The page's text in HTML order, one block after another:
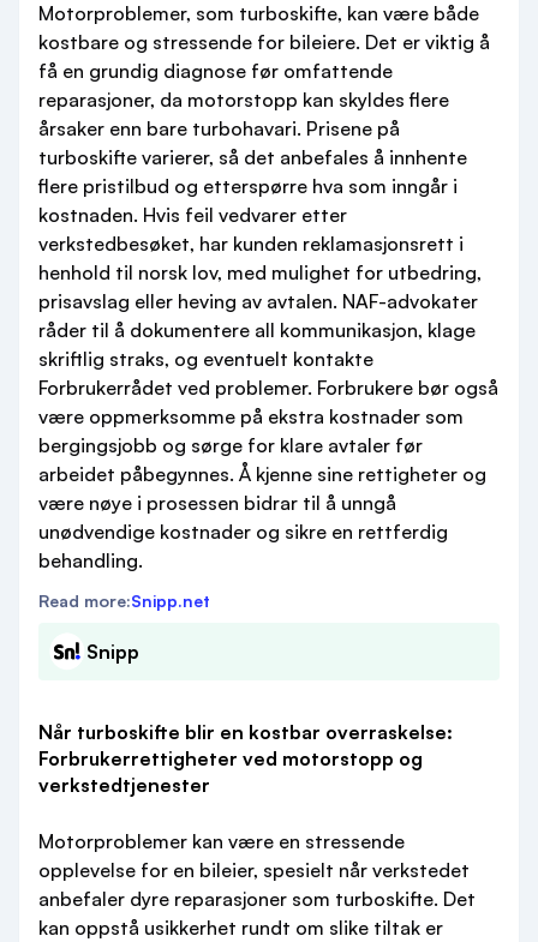
Motorproblemer, som turboskifte, kan være både
kostbare og stressende for bileiere. Det er viktig å
få en grundig diagnose før omfattende
reparasjoner, da motorstopp kan skyldes flere
årsaker enn bare turbohavari. Prisene på
turboskifte varierer, så det anbefales å innhente
flere pristilbud og etterspørre hva som inngår i
kostnaden. Hvis feil vedvarer etter
verkstedbesøket, har kunden reklamasjonsrett i
henhold til norsk lov, med mulighet for utbedring,
prisavslag eller heving av avtalen. NAF-advokater
råder til å dokumentere all kommunikasjon, klage
skriftlig straks, og eventuelt kontakte
Forbrukerrådet ved problemer. Forbrukere bør også
være oppmerksomme på ekstra kostnader som
bergingsjobb og sørge for klare avtaler før
arbeidet påbegynnes. Å kjenne sine rettigheter og
være nøye i prosessen bidrar til å unngå
unødvendige kostnader og sikre en rettferdig
behandling.
Read more:Snipp.net
Snipp
Når turboskifte blir en kostbar overraskelse:
Forbrukerrettigheter ved motorstopp og
verkstedtjenester
Motorproblemer kan være en stressende
opplevelse for en bileier, spesielt når verkstedet
anbefaler dyre reparasjoner som turboskifte. Det
kan oppstå usikkerhet rundt om slike tiltak er